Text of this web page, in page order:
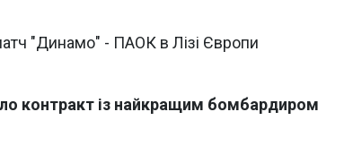
"Динамо" - ПАОК в Лізі Європи
контракт із найкращим бомбардиром